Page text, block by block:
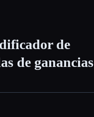
de
de ganancias